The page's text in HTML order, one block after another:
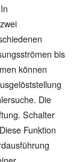
bis
können
Die
Schalter
Funktion